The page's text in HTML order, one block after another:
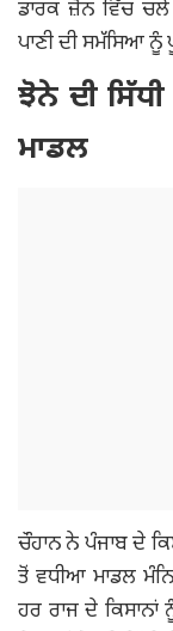
ਡਾਰਕ ਜ਼ੋਨ ਵਿੱਚ ਚਲੇ
ਪਾਣੀ ਦੀ ਸਮੱਸਿਆ
ਝੋਨੇ ਦੀ
ਮਾਡਲ
ਚੌਹਾਨ ਨੇ ਪੰਜਾਬ ਦੇ
ਤੋਂ ਵਧੀਆ ਮਾਡਲ
ਹਰ ਰਾਜ ਦੇ ਕਿਸਾਨਾਂ